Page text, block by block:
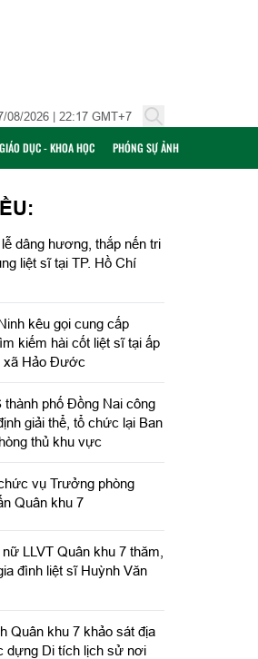
08/2026 | 22:17 GMT+7
GIÁO DỤC - KHOA HỌC PHÓNG SỰ ẢNH
dâng hương, thắp nến tri
liệt sĩ tại TP. Hồ Chí
kêu gọi cung cấp
kiếm hài cốt liệt sĩ tại ấp
xã Hảo Đước
thành phố Đồng Nai công
giải thể, tổ chức lại Ban
thủ khu vực
vụ Trưởng phòng
Quân khu 7
LLVT Quân khu 7 thăm,
đình liệt sĩ Huỳnh Văn
Quân khu 7 khảo sát địa
dựng Di tích lịch sử nơi